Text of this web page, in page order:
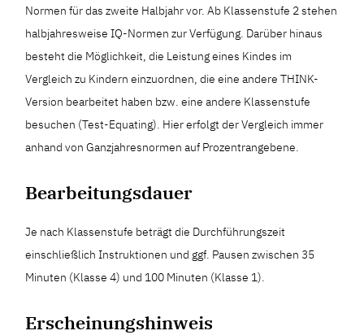
Normen für das zweite Halbjahr vor. Ab Klassenstufe 2 stehen
halbjahresweise IQ-Normen zur Verfügung. Darüber hinaus
besteht die Möglichkeit, die Leistung eines Kindes im
Vergleich zu Kindern einzuordnen, die eine andere THINK-
Version bearbeitet haben bzw. eine andere Klassenstufe
besuchen (Test-Equating). Hier erfolgt der Vergleich immer
anhand von Ganzjahresnormen auf Prozentrangebene.
Bearbeitungsdauer
Je nach Klassenstufe beträgt die Durchführungszeit
einschließlich Instruktionen und ggf. Pausen zwischen 35
Minuten (Klasse 4) und 100 Minuten (Klasse 1).
Erscheinungshinweis